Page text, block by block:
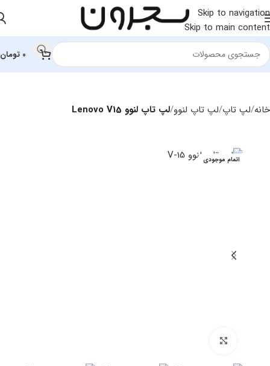
Skip to navigation
Skip to main content
0 تومان
خانه لپ تاپ لپ‌ تاپ لنوو لپ تاپ لنوو Lenovo V15
اتمام موجودی